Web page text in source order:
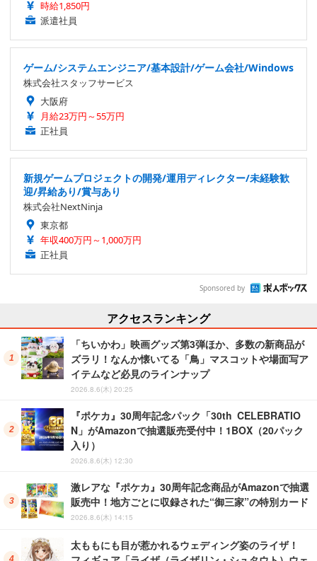
時給1,850円
派遣社員
ゲーム/システムエンジニア/基本設計/ゲーム会社/Windows
株式会社スタッフサービス
大阪府
月給23万円～55万円
正社員
新規ゲームプロジェクトの開発/運用ディレクター/未経験歓
迎/昇給あり/賞与あり
株式会社NextNinja
東京都
年収400万円～1,000万円
正社員
Sponsored by
アクセスランキング
「ちいかわ」映画グッズ第3弾ほか、多数の新商品が
ズラリ！なんか懐いてる「鳥」マスコットや場面写ア
イテムなど必見のラインナップ
2026.8.6(木) 20:25
『ポケカ』30周年記念パック「30th CELEBRATIO
N」がAmazonで抽選販売受付中！1BOX（20パック
入り）
2026.8.6(木) 12:30
激レアな『ポケカ』30周年記念商品がAmazonで抽選
販売中！地方ごとに収録された“御三家”の特別カード
2026.8.6(木) 14:15
太ももにも目が惹かれるウェディング姿のライザ！